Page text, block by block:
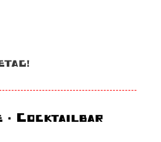
· Cocktailbar